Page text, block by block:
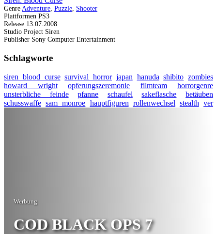
Genre Adventure, Puzzle, Shooter
Plattformen PS3
Release 13.07.2008
Studio Project Siren
Publisher Sony Computer Entertainment
Schlagworte
siren blood curse survival horror japan hanuda shibito zombies
howard wright
opferungszeremonie filmteam
horrorgenre
unsterbliche feinde
pfanne schaufel sakeflasche
betäuben
schusswaffe sam monroe hauptfiguren rollenwechsel stealth ver
Werbung
COD BLACK OPS 7